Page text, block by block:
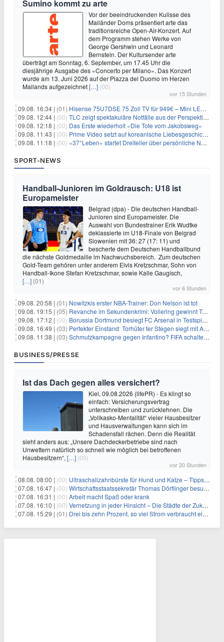
Sumino kommt zu arte
Vor der beeindruckenden Kulisse des
Mailänder Doms präsentiert arte das
traditionsreiche Open-Air-Konzert. Auf
dem Programm stehen Werke von
George Gershwin und Leonard
Bernstein. Der Kultursender arte
überträgt am Sonntag, 6. September, um 17.45 Uhr die
diesjährige Ausgabe des «Concerto per Milano». Das Konzert
wurde am 13. Juni 2026 auf der Piazza del Duomo im Herzen
Mailands aufgezeichnet[…] (00)
vor 15 Stunden
09.08. 16:34 | (01) Hisense 75U7DSE 75 Zoll TV für 949€ – Mini LED, 144Hz, 2026
09.08. 12:44 | (00) TLC zeigt spektakuläre Notfälle aus der Perspektive der Patienten
09.08. 12:18 | (00) Das Erste wiederholt «Die Tote vom Jakobsweg»
09.08. 11:43 | (00) Prime Video setzt auf koreanische Liebesgeschichte
09.08. 11:18 | (00) «37°Leben» startet Dreiteiler über persönliche Neuanfänge
SPORT-NEWS
Handball-Junioren im Goldrausch: U18 ist
Europameister
Belgrad (dpa) - Die deutschen Handball-
Junioren sind Europameister. Die
Auswahl von Bundestrainer Erik Wudtke
deklassierte im U18-Finale von Belgrad
Slowenien mit 36: 27 (17: 11) und
bescherte dem Deutschen Handballbund
die nächste Goldmedaille im Nachwuchsbereich. Zum deutschen
Gold-Team gehören unter anderem Elvis Kretzschmar, Sohn von
Handball-Ikone Stefan Kretzschmar, sowie Kalle Gaugisch,
[…] (01)
vor 6 Stunden
09.08. 20:58 | (01) Nowitzkis erster NBA-Trainer: Don Nelson ist tot
09.08. 19:15 | (05) Revanche im Sekundenkrimi: Vollering gewinnt Tour
09.08. 17:12 | (00) Borussia Dortmund besiegt FC Arsenal in Testspiel mit 3:2
09.08. 16:49 | (03) Perfekter Einstand: Torhüter ter Stegen siegt mit Ajax
09.08. 11:38 | (03) Schmutzkampagne gegen Infantino? FIFA schaltet auf Angriff
BUSINESS/PRESSE
Ist das Dach gegen alles versichert?
Kiel, 09.08.2026 (lifePR) - Es klingt so
einfach: Versicherungsvertrag
unterschreiben und zurücklehnen. Die
„Vollkasko-Mentalität“ vieler Hausbesitzer
und Hausverwaltungen kann sich im
Schadensfall rächen. Denn die Realität
sieht anders aus: „Unsere Dachdeckerbetriebe sind nach
Unwettern natürlich so schnell wie möglich bei betroffenen
Hausbesitzern“, […] (00)
vor 20 Stunden
08.08. 08:00 | (00) Ultraschallzahnbürste für Hund und Katze – Tipps zur erfolgreichen Eingewöhnung
07.08. 16:47 | (00) Wirtschaftsstaatssekretär Thomas Dörflinger besucht Handwerksbetrieb im Kammerbezirk Freiburg
07.08. 16:31 | (00) Arbeit macht Spaß oder krank
07.08. 16:10 | (00) Vernetzung in jeder Hinsicht – Die Städte der Zukunft sind grün-blau
07.08. 15:29 | (01) Drei bis zehn Prozent, so viel Strom verbraucht ein Aufzug im Gebäude